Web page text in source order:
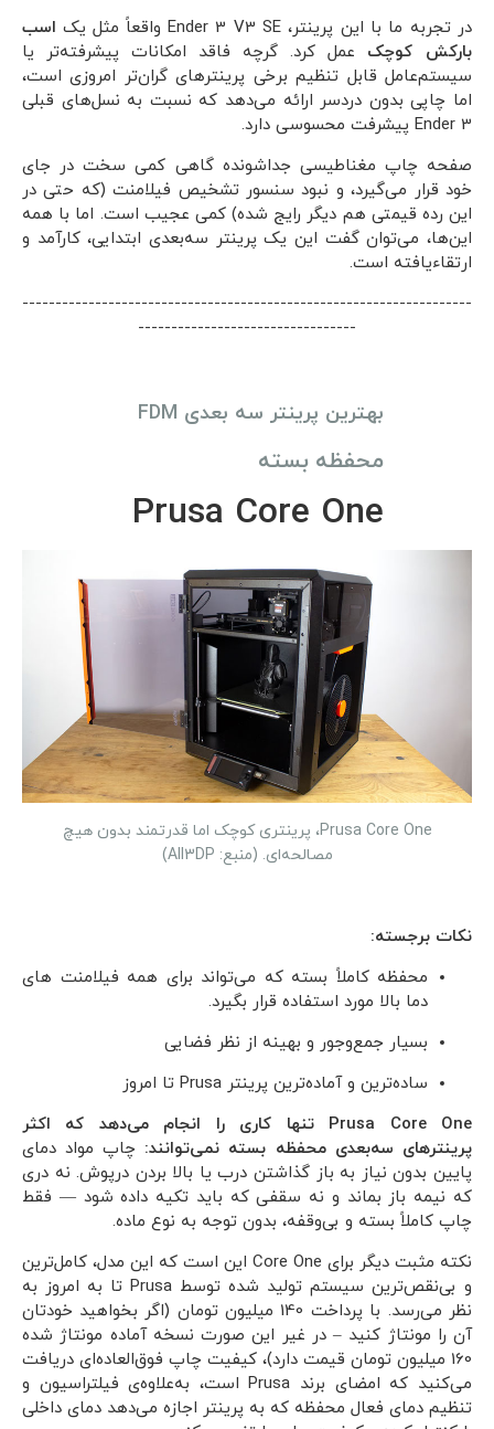
در تجربه ما با این پرینتر، Ender 3 V3 SE واقعاً مثل یک
اسب
بارکش کوچک عمل کرد. گرچه فاقد امکانات پیشرفته‌تر یا
سیستم‌عامل قابل تنظیم برخی پرینترهای گران‌تر امروزی است،
اما چاپی بدون دردسر ارائه می‌دهد که نسبت به نسل‌های قبلی
Ender 3 پیشرفت محسوسی دارد.
صفحه چاپ مغناطیسی جداشونده گاهی کمی سخت در جای
خود قرار می‌گیرد، و نبود سنسور تشخیص فیلامنت (که حتی در
این رده قیمتی هم دیگر رایج شده) کمی عجیب است. اما با همه
این‌ها، می‌توان گفت این یک پرینتر سه‌بعدی ابتدایی، کارآمد و
ارتقاءیافته است.
--------------------------------------------------------------------
---------------------------------
بهترین پرینتر سه بعدی FDM
محفظه بسته
Prusa Core One
Prusa Core One، پرینتری کوچک اما قدرتمند بدون هیچ
مصالحه‌ای. (منبع: All3DP)
نکات برجسته:
محفظه کاملاً بسته که می‌تواند برای همه فیلامنت های
دما بالا مورد استفاده قرار بگیرد.
بسیار جمع‌وجور و بهینه از نظر فضایی
ساده‌ترین و آماده‌ترین پرینتر Prusa تا امروز
Prusa Core One تنها کاری را انجام می‌دهد که اکثر
پرینترهای سه‌بعدی محفظه بسته نمی‌توانند: چاپ مواد دمای
پایین بدون نیاز به باز گذاشتن درب یا بالا بردن درپوش. نه دری
که نیمه باز بماند و نه سقفی که باید تکیه داده شود — فقط
چاپ کاملاً بسته و بی‌وقفه، بدون توجه به نوع ماده.
نکته مثبت دیگر برای Core One این است که این مدل، کامل‌ترین
و بی‌نقص‌ترین سیستم تولید شده توسط Prusa تا به امروز به
نظر می‌رسد. با پرداخت 140 میلیون تومان (اگر بخواهید خودتان
آن را مونتاژ کنید – در غیر این صورت نسخه آماده مونتاژ شده
160 میلیون تومان قیمت دارد)، کیفیت چاپ فوق‌العاده‌ای دریافت
می‌کنید که امضای برند Prusa است، به‌علاوه‌ی فیلتراسیون و
تنظیم دمای فعال محفظه که به پرینتر اجازه می‌دهد دمای داخلی